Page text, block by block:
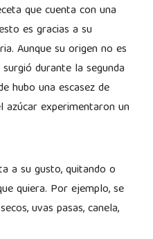
que cuenta con una
es gracias a su
Aunque su origen no es
durante la segunda
hubo una escasez de
experimentaron un
a su gusto, quitando o
quiera. Por ejemplo, se
uvas pasas, canela,